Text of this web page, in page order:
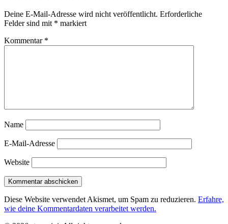
Deine E-Mail-Adresse wird nicht veröffentlicht. Erforderliche
Felder sind mit * markiert
Kommentar *
Name
E-Mail-Adresse
Website
Diese Website verwendet Akismet, um Spam zu reduzieren. Erfahre,
wie deine Kommentardaten verarbeitet werden.